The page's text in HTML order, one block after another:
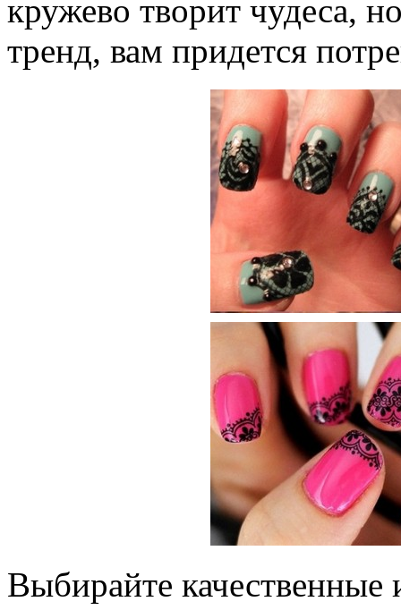
кружево творит чудеса,
тренд, вам придется
Выбирайте качественные